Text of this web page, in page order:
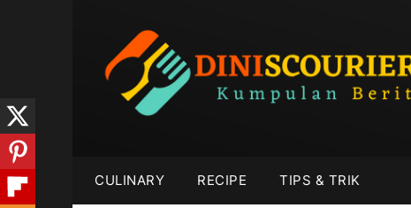
CULINARY RECIPE TIPS & TRIK